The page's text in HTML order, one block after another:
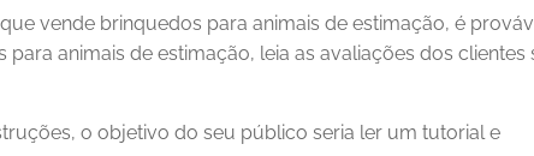
vende brinquedos para animais de estimação, é
animais de estimação, leia as avaliações dos clientes
o objetivo do seu público seria ler um tutorial e